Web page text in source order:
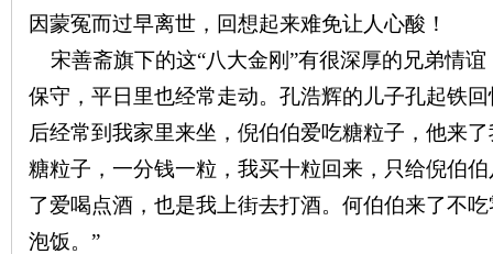
因蒙冤而过早离世，回想起来难免让人心酸！
宋善斋旗下的这“八大金刚”有很深厚的兄弟情
保守，平日里也经常走动。孔浩辉的儿子孔起铁
后经常到我家里来坐，倪伯伯爱吃糖粒子，他来
糖粒子，一分钱一粒，我买十粒回来，只给倪伯
了爱喝点酒，也是我上街去打酒。何伯伯来了不
泡饭。”